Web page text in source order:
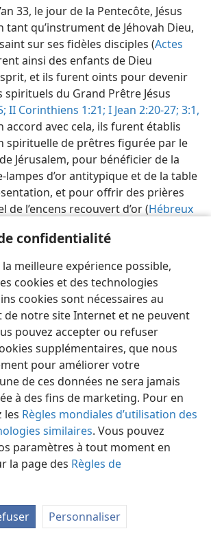
confidentialité
meilleure expérience possible,
cookies et des technologies
cookies sont nécessaires au
notre site Internet et ne peuvent
pouvez accepter ou refuser
supplémentaires, que nous
pour améliorer votre
de ces données ne sera jamais
à des fins de marketing. Pour en
les Règles mondiales d’utilisation des
similaires. Vous pouvez
paramètres à tout moment en
la page des Règles de
Personnaliser
33, le jour de la Pentecôte, Jésus
tant qu’instrument de Jéhovah Dieu,
sur ses fidèles disciples (Actes
ainsi des enfants de Dieu
et ils furent oints pour devenir
du Grand Prêtre Jésus
II Corinthiens 1:21; I Jean 2:20-27; 3:1,
accord avec cela, ils furent établis
spirituelle de prêtres figurée par le
Jérusalem, pour bénéficier de la
d’or antitypique et de la table
et pour offrir des prières
de l’encens recouvert d’or (Hébreux
finalement 144 000 sous-prêtres
leur résurrection d’entre les
“dans la gloire” avec un corps
de l’immortalité, après
Royaume du Christ. —Romains 6:5;
5.
​t-​il à la gloire du temple spirituel de
à la “première résurrection”, ces
dans le Très-Saint céleste;
de Dieu et du Christ, et ils régneront
mille ans”. ( Révélation 7:4-8;14:1,
à ces fidèles Israélites
glorieuse dans le Très-Saint de sa
revêtira son temple spirituel d’une
pas à l’époque où le temple matériel
par Hérode, existait encore